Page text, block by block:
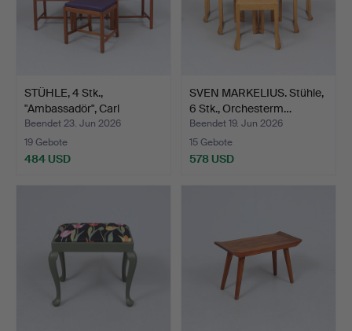
STÜHLE, 4 Stk.,
"Ambassadör", Carl
Malmste…
Beendet 23. Jun 2026
19 Gebote
484 USD
SVEN MARKELIUS. Stühle,
6 Stk., Orchesterm…
Beendet 19. Jun 2026
15 Gebote
578 USD